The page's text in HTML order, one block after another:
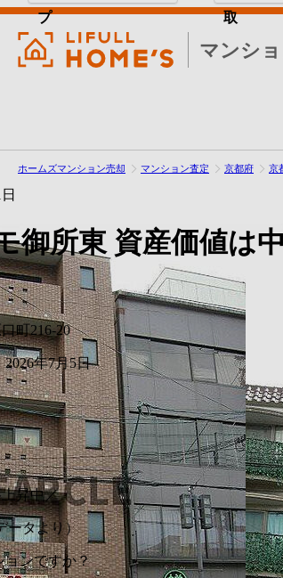
マンシ
プ 取
ホームズマンション売却 マンション査定 京都府 京
御所東 資産価値は
町216-20
年7月5日
昇中／
ータより）
ョンですか？